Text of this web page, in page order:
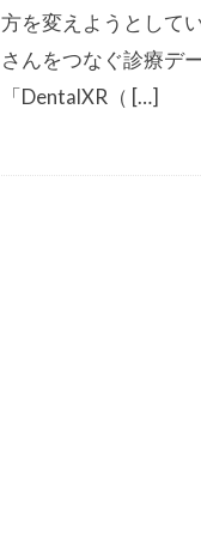
方を変えようとして
さんをつなぐ診療デ
「DentalXR（ […]